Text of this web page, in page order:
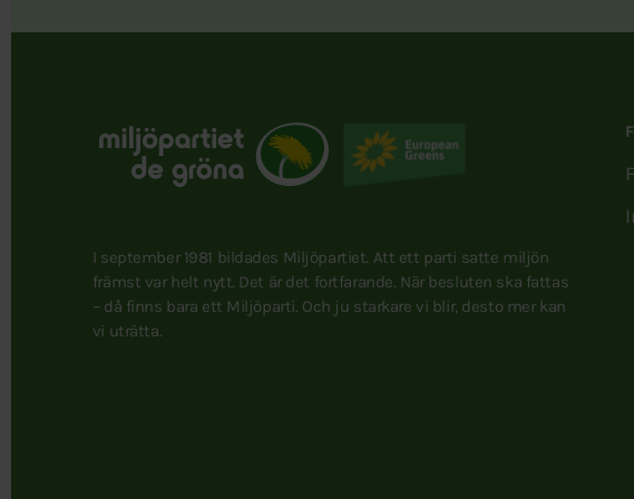
I september 1981 bildades Miljöpartiet. Att ett parti satte miljön
främst var helt nytt. Det är det fortfarande. När besluten ska fattas
– då finns bara ett Miljöparti. Och ju starkare vi blir, desto mer kan
vi uträtta.